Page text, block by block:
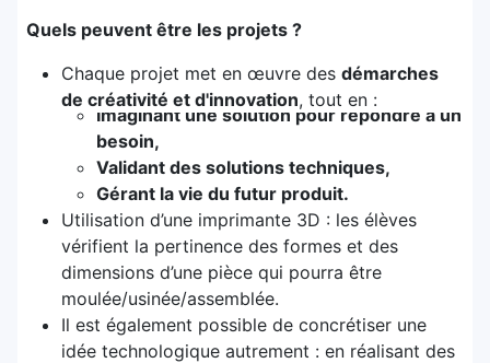
Quels peuvent être les projets ?
Chaque projet met en œuvre des démarches
de créativité et d'innovation, tout en :
Imaginant une solution pour répondre à un
besoin,
Validant des solutions techniques,
Gérant la vie du futur produit.
Utilisation d’une imprimante 3D : les élèves
vérifient la pertinence des formes et des
dimensions d’une pièce qui pourra être
moulée/usinée/assemblée.
Il est également possible de concrétiser une
idée technologique autrement : en réalisant des